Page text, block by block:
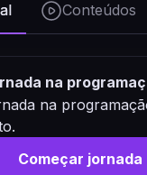
Conteúdos
na
na
Começar jornada